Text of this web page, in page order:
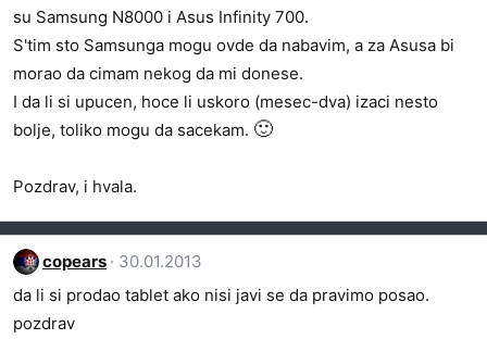
su Samsung N8000 i Asus Infinity 700.
S'tim sto Samsunga mogu ovde da nabavim, a za Asusa bi
morao da cimam nekog da mi donese.
I da li si upucen, hoce li uskoro (mesec-dva) izaci nesto
bolje, toliko mogu da sacekam. 🙂
Pozdrav, i hvala.
copears
30.01.2013
da li si prodao tablet ako nisi javi se da pravimo posao.
pozdrav